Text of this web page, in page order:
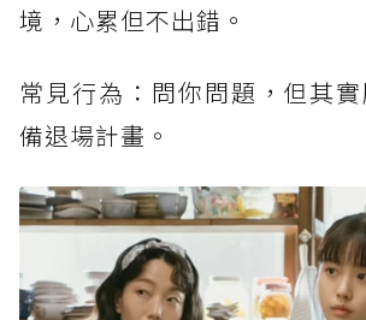
境，心累但不出錯。
常見行為：問你問題，但其
備退場計畫。